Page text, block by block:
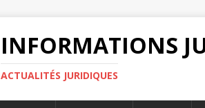
INFORMATIONS
ACTUALITÉS JURIDIQUES